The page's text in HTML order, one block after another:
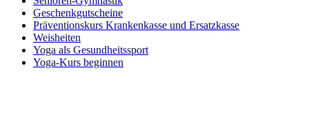
Geschenkgutscheine
Präventionskurs Krankenkasse und Ersatzkasse
Weisheiten
Yoga als Gesundheitssport
Yoga-Kurs beginnen